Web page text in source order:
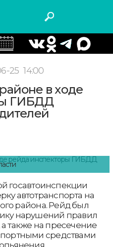
25 14:00
в ходе
ГИБДД
госавтоинспекции
автотранспорта на
района. Рейд был
нарушений правил
также на пресечение
средствами